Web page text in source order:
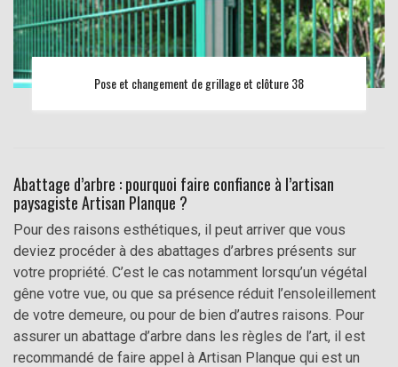
Pose et changement de grillage et clôture 38
Abattage d’arbre : pourquoi faire confiance à l’artisan
paysagiste Artisan Planque ?
Pour des raisons esthétiques, il peut arriver que vous
deviez procéder à des abattages d’arbres présents sur
votre propriété. C’est le cas notamment lorsqu’un végétal
gêne votre vue, ou que sa présence réduit l’ensoleillement
de votre demeure, ou pour de bien d’autres raisons. Pour
assurer un abattage d’arbre dans les règles de l’art, il est
recommandé de faire appel à Artisan Planque qui est un